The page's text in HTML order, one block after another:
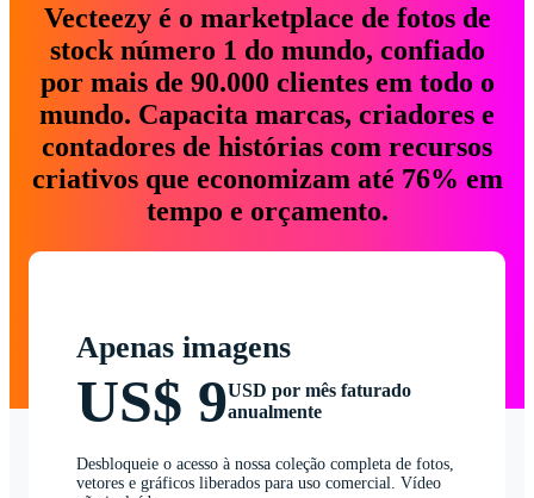
Vecteezy é o marketplace de fotos de
stock número 1 do mundo, confiado
por mais de 90.000 clientes em todo o
mundo. Capacita marcas, criadores e
contadores de histórias com recursos
criativos que economizam até 76% em
tempo e orçamento.
Apenas imagens
US$ 9USD por mês faturado
anualmente
Desbloqueie o acesso à nossa coleção completa de fotos,
vetores e gráficos liberados para uso comercial. Vídeo